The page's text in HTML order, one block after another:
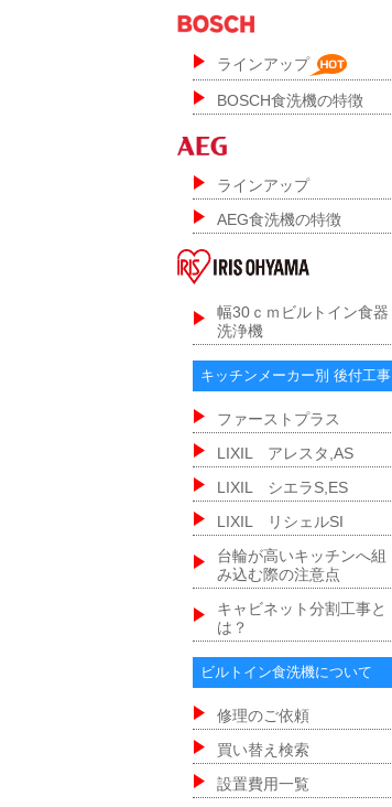
ラインアップ
BOSCH食洗機の特徴
ラインアップ
AEG食洗機の特徴
幅30ｃｍビルトイン食器
洗浄機
キッチンメーカー別 後付工事
ファーストプラス
LIXIL アレスタ,AS
LIXIL シエラS,ES
LIXIL リシェルSI
台輪が高いキッチンへ組
み込む際の注意点
キャビネット分割工事と
は？
ビルトイン食洗機について
修理のご依頼
買い替え検索
設置費用一覧